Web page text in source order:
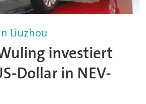
Liuzhou
investiert
Dollar in NEV-